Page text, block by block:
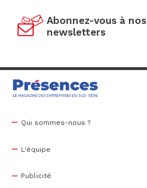
Abonnez-vous à nos
newsletters
Qui sommes-nous ?
L'équipe
Publicité